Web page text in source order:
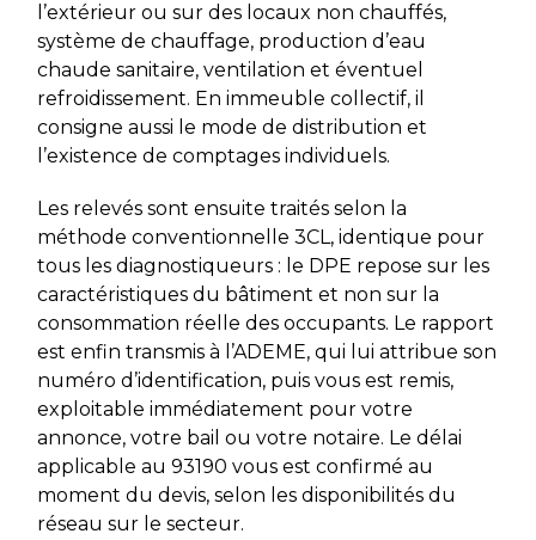
l’extérieur ou sur des locaux non chauffés,
système de chauffage, production d’eau
chaude sanitaire, ventilation et éventuel
refroidissement. En immeuble collectif, il
consigne aussi le mode de distribution et
l’existence de comptages individuels.
Les relevés sont ensuite traités selon la
méthode conventionnelle 3CL, identique pour
tous les diagnostiqueurs : le DPE repose sur les
caractéristiques du bâtiment et non sur la
consommation réelle des occupants. Le rapport
est enfin transmis à l’ADEME, qui lui attribue son
numéro d’identification, puis vous est remis,
exploitable immédiatement pour votre
annonce, votre bail ou votre notaire. Le délai
applicable au 93190 vous est confirmé au
moment du devis, selon les disponibilités du
réseau sur le secteur.